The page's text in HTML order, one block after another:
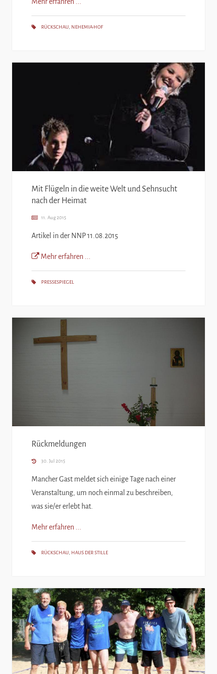
RÜCKSCHAU NEHEMIA-HOF
Mit Flügeln in die weite Welt und Sehnsucht
nach der Heimat
11. Aug 2015
Artikel in der NNP 11.08.2015
Mehr erfahren ...
PRESSESPIEGEL
Rückmeldungen
30. Jul 2015
Mancher Gast meldet sich einige Tage nach einer
Veranstaltung, um noch einmal zu beschreiben,
was sie/er erlebt hat.
Mehr erfahren ...
RÜCKSCHAU HAUS DER STILLE